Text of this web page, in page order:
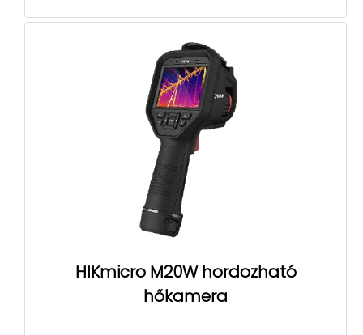
HIKmicro M20W hordozható
hőkamera